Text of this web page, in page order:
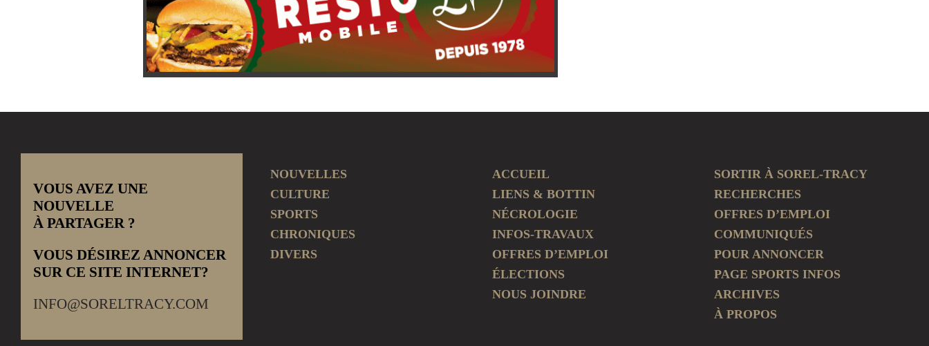
VOUS AVEZ UNE
NOUVELLE
À PARTAGER ?
VOUS DÉSIREZ ANNONCER
SUR CE SITE INTERNET?
INFO@SORELTRACY.COM
NOUVELLES
CULTURE
SPORTS
CHRONIQUES
DIVERS
ACCUEIL
LIENS & BOTTIN
NÉCROLOGIE
INFOS-TRAVAUX
OFFRES D’EMPLOI
ÉLECTIONS
NOUS JOINDRE
SORTIR À SOREL-TRACY
RECHERCHES
OFFRES D’EMPLOI
COMMUNIQUÉS
POUR ANNONCER
PAGE SPORTS INFOS
ARCHIVES
À PROPOS